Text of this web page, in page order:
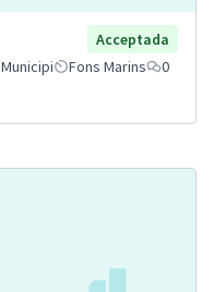
Acceptada
Municipi Fons Marins
0